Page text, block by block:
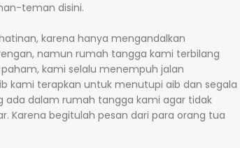
teman disini.
karena hanya mengandalkan
namun rumah tangga kami terbilang
kami selalu menempuh jalan
kami terapkan untuk menutupi aib dan segala
ada dalam rumah tangga kami agar tidak
Karena begitulah pesan dari para orang tua